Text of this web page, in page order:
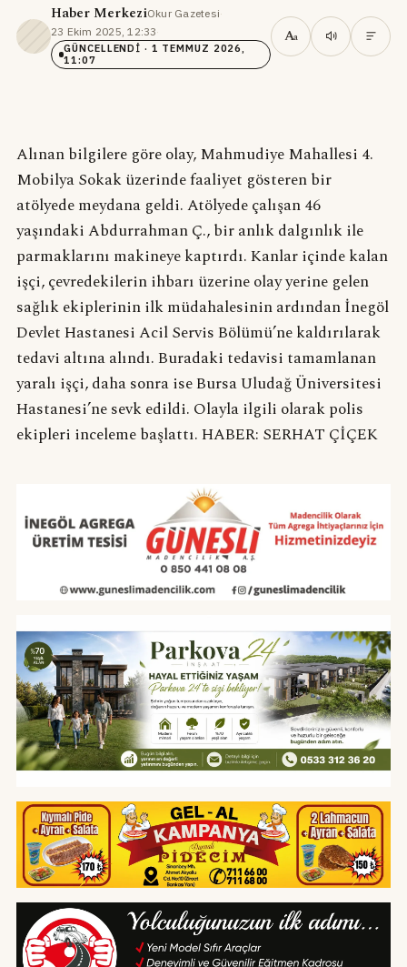
Haber MerkeziOkur Gazetesi·
23 Ekim 2025, 12:33·
GÜNCELLENDI · 1 TEMMUZ 2026,
11:07
Aa
Alınan bilgilere göre olay, Mahmudiye Mahallesi 4.
Mobilya Sokak üzerinde faaliyet gösteren bir
atölyede meydana geldi. Atölyede çalışan 46
yaşındaki Abdurrahman Ç., bir anlık dalgınlık ile
parmaklarını makineye kaptırdı. Kanlar içinde kalan
işçi, çevredekilerin ihbarı üzerine olay yerine gelen
sağlık ekiplerinin ilk müdahalesinin ardından İnegöl
Devlet Hastanesi Acil Servis Bölümü’ne kaldırılarak
tedavi altına alındı. Buradaki tedavisi tamamlanan
yaralı işçi, daha sonra ise Bursa Uludağ Üniversitesi
Hastanesi’ne sevk edildi. Olayla ilgili olarak polis
ekipleri inceleme başlattı. HABER: SERHAT ÇİÇEK